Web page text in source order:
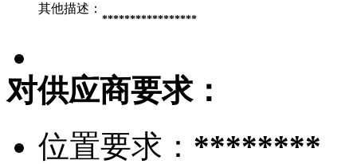
其他描述：
*****************
对供应商要求：
位置要求： ********